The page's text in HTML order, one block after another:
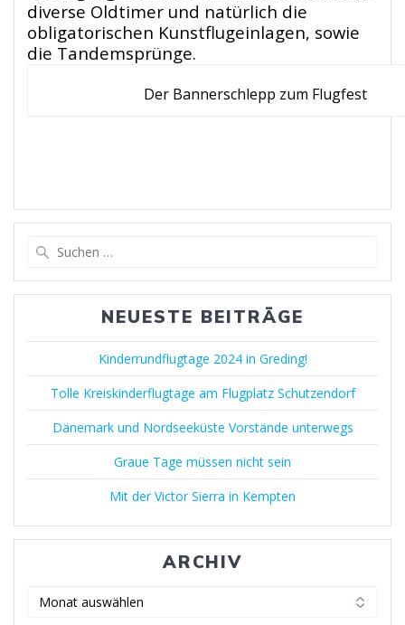
diverse Oldtimer und natürlich die
obligatorischen Kunstflugeinlagen, sowie
die Tandemsprünge.
Der Bannerschlepp zum Flugfest
NEUESTE BEITRÄGE
Kinderrundflugtage 2024 in Greding!
Tolle Kreiskinderflugtage am Flugplatz Schutzendorf
Dänemark und Nordseeküste Vorstände unterwegs
Graue Tage müssen nicht sein
Mit der Victor Sierra in Kempten
ARCHIV